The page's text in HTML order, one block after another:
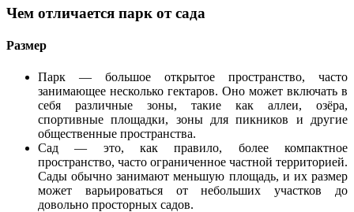
Чем отличается парк от сада
Размер
Парк — большое открытое пространство, часто
занимающее несколько гектаров. Оно может включать в
себя различные зоны, такие как аллеи, озёра,
спортивные площадки, зоны для пикников и другие
общественные пространства.
Сад — это, как правило, более компактное
пространство, часто ограниченное частной территорией.
Сады обычно занимают меньшую площадь, и их размер
может варьироваться от небольших участков до
довольно просторных садов.